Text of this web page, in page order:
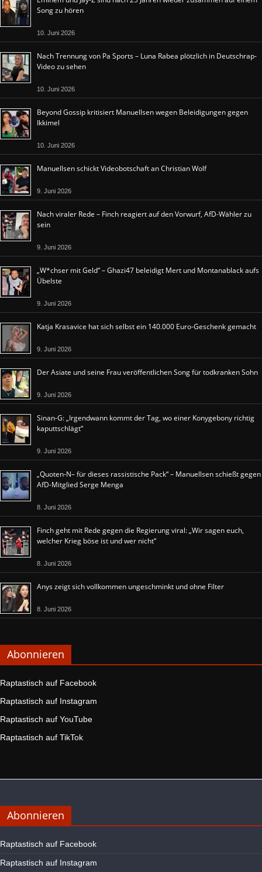
Song zu hören
10. Juni 2026
Nach Trennung von Pa Sports – Luna Rabea plötzlich in Deutschrap-
Video zu sehen
10. Juni 2026
Beyond Gossip kritisiert Manuellsen wegen Beleidigungen gegen
Ikkimel
10. Juni 2026
Manuellsen schickt Videobotschaft an Christian Wolf
9. Juni 2026
Nach viraler Rede – Finch reagiert auf den Vorwurf, AfD-Wähler zu
sein
9. Juni 2026
„W*chser mit Geld“ – Ghazi47 beleidigt Mert und Montanablack aufs
Übelste
9. Juni 2026
Katja Krasavice hat sich selbst ein 140.000 Euro-Geschenk gemacht
9. Juni 2026
Der Asiate und seine Frau veröffentlichen Song für todkranken Sohn
9. Juni 2026
Sinan-G: „Irgendwann kommt der Tag, wo einer Konygebony richtig
kaputtschlägt“
9. Juni 2026
„Quoten-N– für dieses rassistische Pack“ – Manuellsen schießt gegen
AfD-Mitglied Serge Menga
8. Juni 2026
Finch geht mit Rede gegen die Regierung viral: „Wir sagen euch,
welcher Krieg böse ist und wer nicht“
8. Juni 2026
Anys zeigt sich vollkommen ungeschminkt und ohne Filter
8. Juni 2026
Abonnieren
Raptastisch auf Facebook
Raptastisch auf Instagram
Raptastisch auf YouTube
Raptastisch auf TikTok
Abonnieren
Raptastisch auf Facebook
Raptastisch auf Instagram